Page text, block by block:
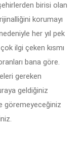
birisi olan
korumayı
her yıl pek
ilgi çeken kısmı
bana göre.
gereken
geldiğiniz
göremeyeceğiniz